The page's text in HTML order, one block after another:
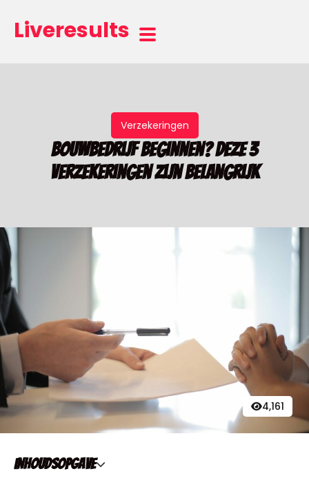
Liveresults
4,161
Verzekeringen
Bouwbedrijf beginnen? Deze 3
verzekeringen zijn belangrijk
Inhoudsopgave